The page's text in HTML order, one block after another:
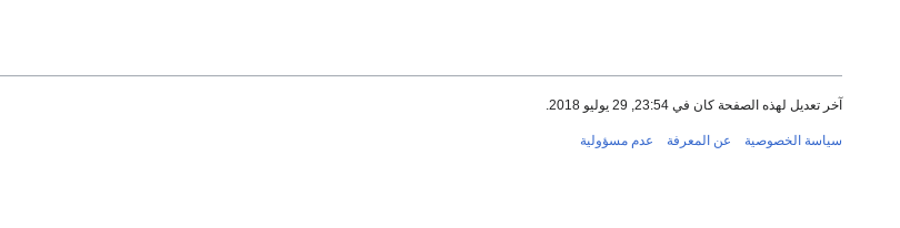
آخر تعديل لهذه الصفحة كان في 23:54, 29 يوليو 2018.
سياسة الخصوصية عن المعرفة عدم مسؤولية